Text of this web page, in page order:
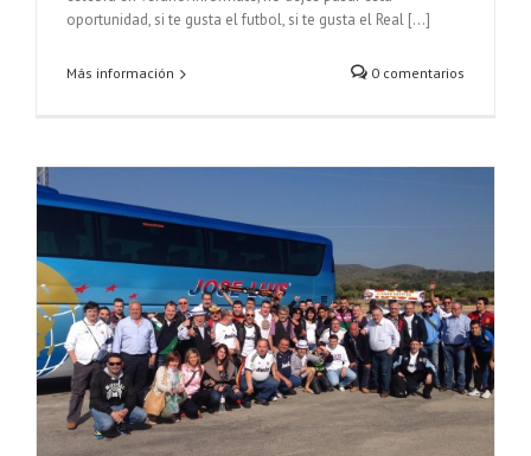
oportunidad, si te gusta el futbol, si te gusta el Real [...]
Más información 0 comentarios